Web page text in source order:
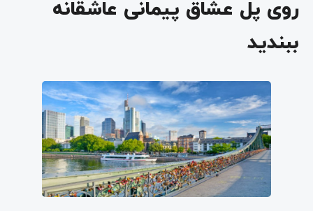
روی پل عشاق پیمانی عاشقانه
ببندید